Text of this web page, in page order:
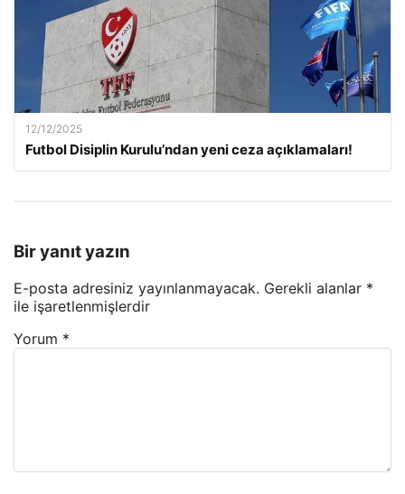
12/12/2025
Futbol Disiplin Kurulu’ndan yeni ceza açıklamaları!
Bir yanıt yazın
E-posta adresiniz yayınlanmayacak. Gerekli alanlar *
ile işaretlenmişlerdir
Yorum *